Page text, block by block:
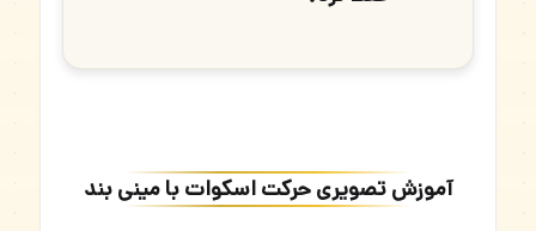
آموزش تصویری حرکت اسکوات با مینی بند